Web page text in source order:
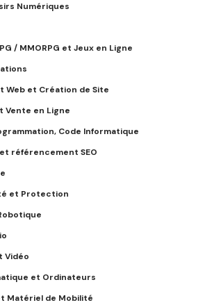
Numériques
/ MMORPG et Jeux en Ligne
Web et Création de Site
Vente en Ligne
Code Informatique
référencement SEO
et Protection
Vidéo
et Ordinateurs
Matériel de Mobilité